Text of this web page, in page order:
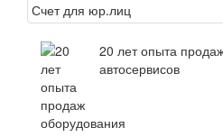
Счет для юр.лиц
20 лет опыта
автосервисов